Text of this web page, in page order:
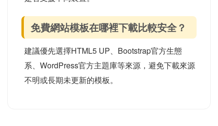
免費網站模板在哪裡下載比較安全？
建議優先選擇HTML5 UP、Bootstrap官方生態
系、WordPress官方主題庫等來源，避免下載來源
不明或長期未更新的模板。